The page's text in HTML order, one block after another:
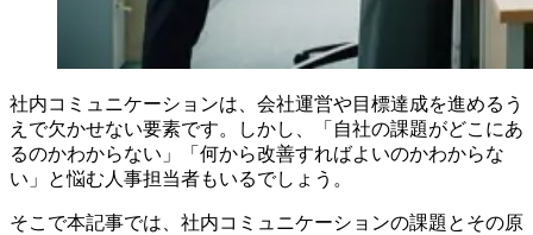
社内コミュニケーションは、会社運営や目標達成を進めるう
えで欠かせない要素です。しかし、「自社の課題がどこにあ
るのかわからない」「何から改善すればよいのかわからな
い」と悩む人事担当者もいるでしょう。
そこで本記事では、社内コミュニケーションの課題とその原